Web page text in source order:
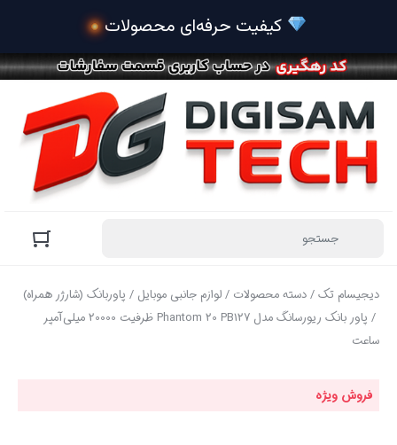
دیجیسام تک/دسته محصولات /لوازم جانبی موبایل / پاوربانک (شارژر همراه)
/ پاور بانک ریورسانگ مدل Phantom 20 PB127 ظرفیت 20000 میلی‌آمپر
ساعت
فروش ویژه